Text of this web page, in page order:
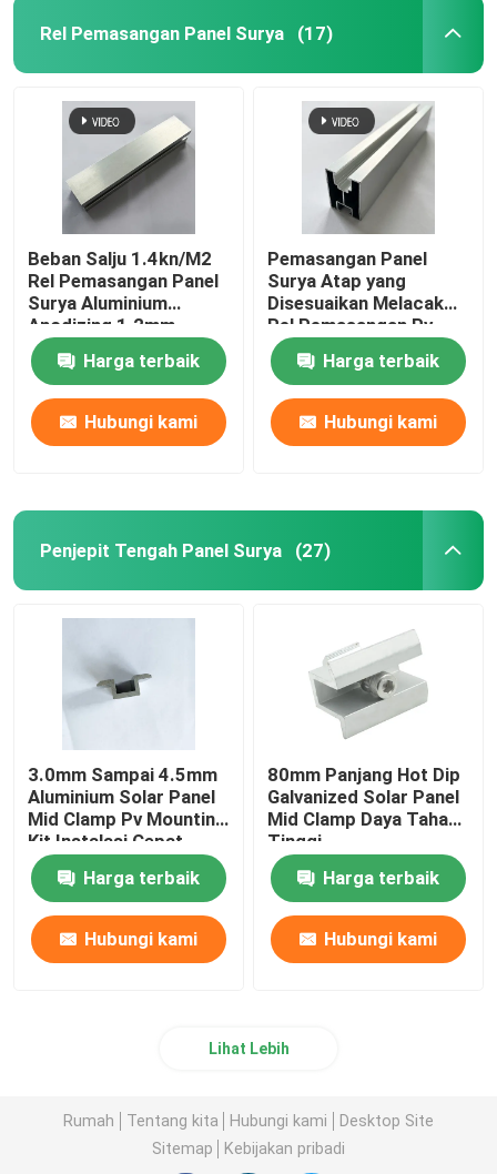
Rel Pemasangan Panel Surya (17)
Beban Salju 1.4kn/M2
Rel Pemasangan Panel
Surya Aluminium
Anodizing 1.2mm
Harga terbaik
Hubungi kami
Pemasangan Panel
Surya Atap yang
Disesuaikan Melacak
Rel Pemasangan Pv
Surya Tahan Karat
Harga terbaik
Hubungi kami
Penjepit Tengah Panel Surya (27)
3.0mm Sampai 4.5mm
Aluminium Solar Panel
Mid Clamp Pv Mounting
Kit Instalasi Cepat
Harga terbaik
Hubungi kami
80mm Panjang Hot Dip
Galvanized Solar Panel
Mid Clamp Daya Tahan
Tinggi
Harga terbaik
Hubungi kami
Lihat Lebih
Rumah Tentang kita Hubungi kami
Desktop Site
Sitemap
Kebijakan pribadi